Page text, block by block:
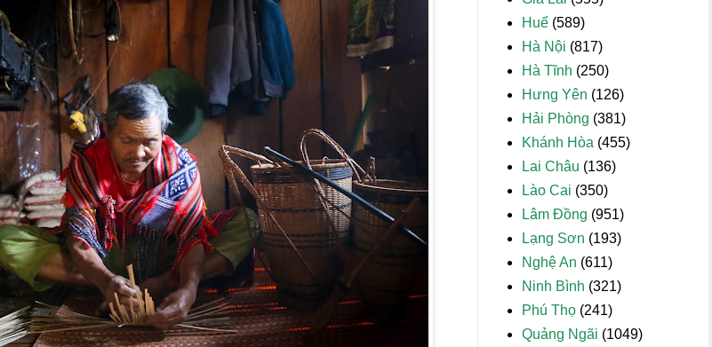
Huế (589)
Hà Nội (817)
Hà Tĩnh (250)
Hưng Yên (126)
Hải Phòng (381)
Khánh Hòa (455)
Lai Châu (136)
Lào Cai (350)
Lâm Đồng (951)
Lạng Sơn (193)
Nghệ An (611)
Ninh Bình (321)
Phú Thọ (241)
Quảng Ngãi (1049)